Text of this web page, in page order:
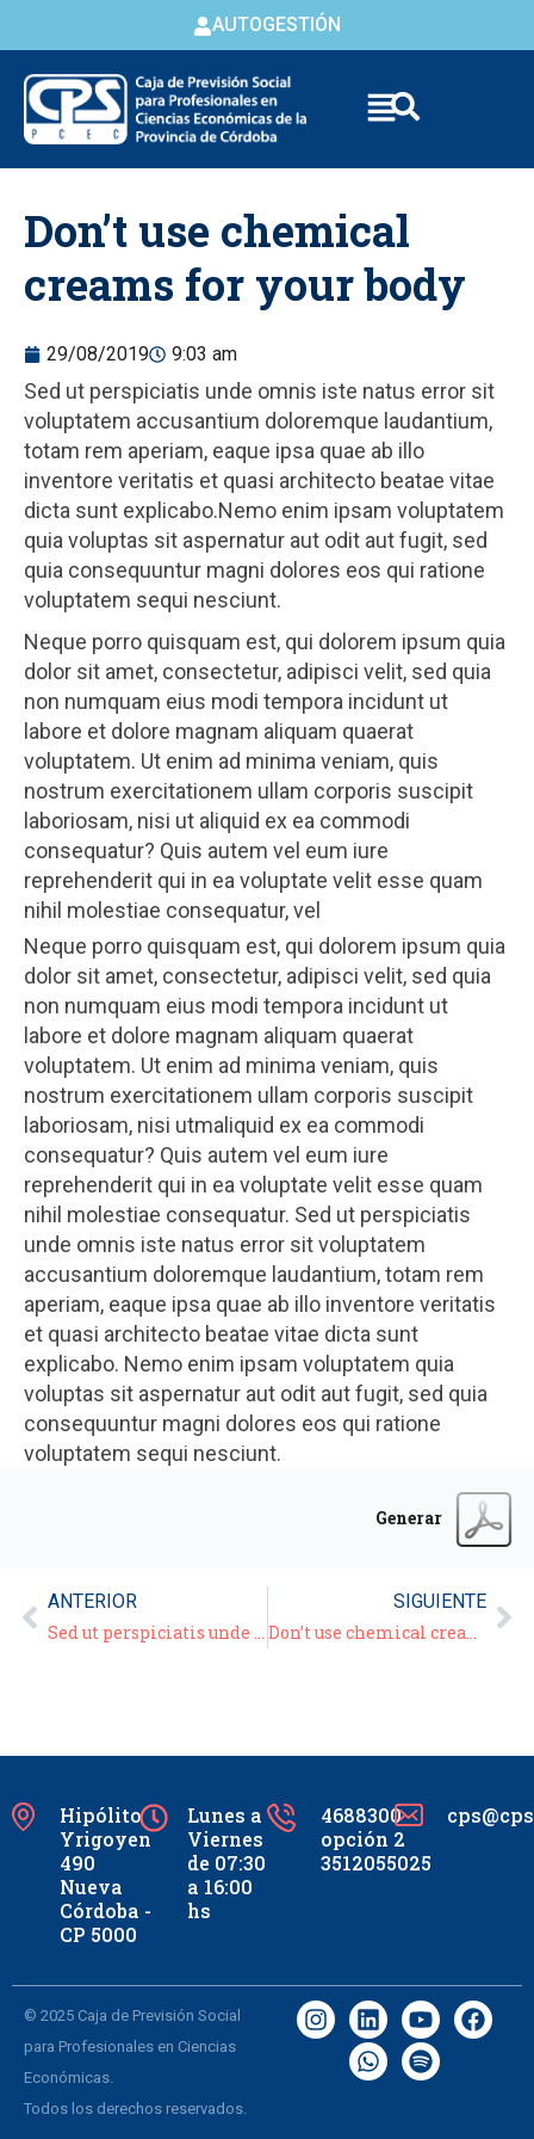
AUTOGESTIÓN
content
Don’t use chemical
creams for your body
29/08/2019 9:03 am
Sed ut perspiciatis unde omnis iste natus error sit
voluptatem accusantium doloremque laudantium,
totam rem aperiam, eaque ipsa quae ab illo
inventore veritatis et quasi architecto beatae vitae
dicta sunt explicabo.Nemo enim ipsam voluptatem
quia voluptas sit aspernatur aut odit aut fugit, sed
quia consequuntur magni dolores eos qui ratione
voluptatem sequi nesciunt.
Neque porro quisquam est, qui dolorem ipsum quia
dolor sit amet, consectetur, adipisci velit, sed quia
non numquam eius modi tempora incidunt ut
labore et dolore magnam aliquam quaerat
voluptatem. Ut enim ad minima veniam, quis
nostrum exercitationem ullam corporis suscipit
laboriosam, nisi ut aliquid ex ea commodi
consequatur? Quis autem vel eum iure
reprehenderit qui in ea voluptate velit esse quam
nihil molestiae consequatur, vel
Neque porro quisquam est, qui dolorem ipsum quia
dolor sit amet, consectetur, adipisci velit, sed quia
non numquam eius modi tempora incidunt ut
labore et dolore magnam aliquam quaerat
voluptatem. Ut enim ad minima veniam, quis
nostrum exercitationem ullam corporis suscipit
laboriosam, nisi utmaliquid ex ea commodi
consequatur? Quis autem vel eum iure
reprehenderit qui in ea voluptate velit esse quam
nihil molestiae consequatur. Sed ut perspiciatis
unde omnis iste natus error sit voluptatem
accusantium doloremque laudantium, totam rem
aperiam, eaque ipsa quae ab illo inventore veritatis
et quasi architecto beatae vitae dicta sunt
explicabo. Nemo enim ipsam voluptatem quia
voluptas sit aspernatur aut odit aut fugit, sed quia
consequuntur magni dolores eos qui ratione
voluptatem sequi nesciunt.
Generar
ANTERIOR
Sed ut perspiciatis unde omnis iste natus error
SIGUIENTE
Don’t use chemical creams for your body
Hipólito
Yrigoyen
490
Nueva
Córdoba -
CP 5000
Lunes a
Viernes
de 07:30
a 16:00
hs
4688300
opción 2
3512055025
© 2025 Caja de Previsión Social
para Profesionales en Ciencias
Económicas.
Todos los derechos reservados.